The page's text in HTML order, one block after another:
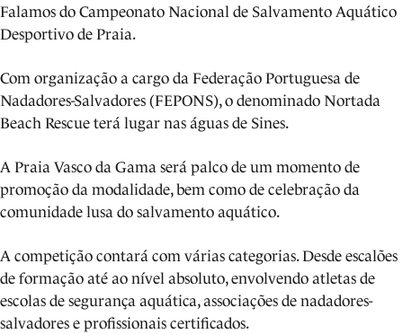
Falamos do Campeonato Nacional de Salvamento Aquático
Desportivo de Praia.
Com organização a cargo da Federação Portuguesa de
Nadadores-Salvadores (FEPONS), o denominado Nortada
Beach Rescue terá lugar nas águas de Sines.
A Praia Vasco da Gama será palco de um momento de
promoção da modalidade, bem como de celebração da
comunidade lusa do salvamento aquático.
A competição contará com várias categorias. Desde escalões
de formação até ao nível absoluto, envolvendo atletas de
escolas de segurança aquática, associações de nadadores-
salvadores e profissionais certificados.